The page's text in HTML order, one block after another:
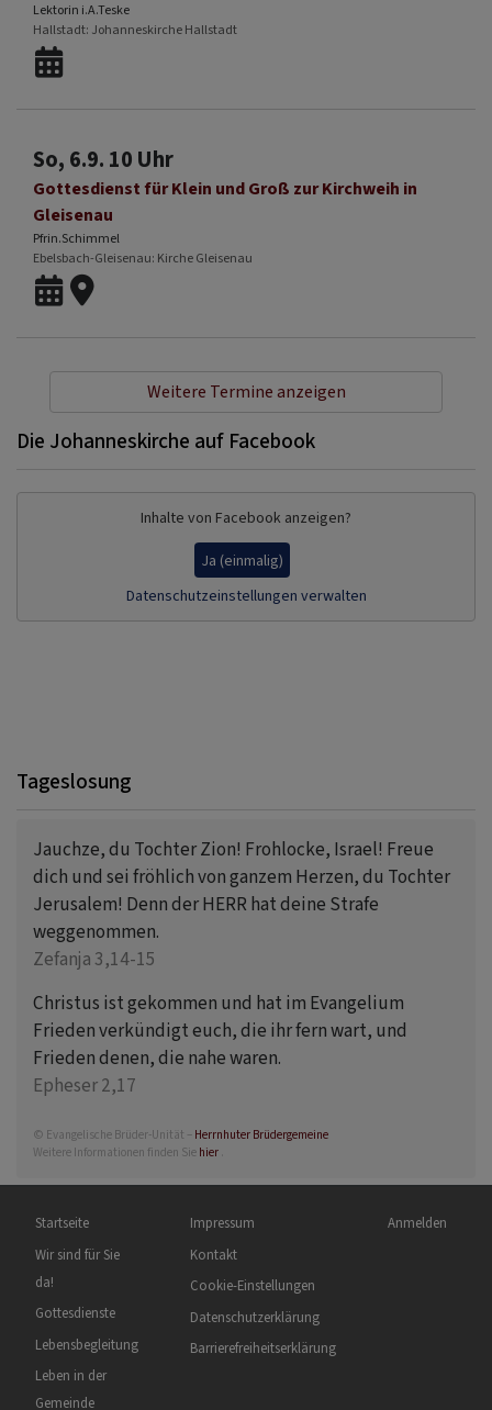
Lektorin i.A.Teske
Hallstadt Johanneskirche Hallstadt
So, 6.9. 10 Uhr
Gottesdienst für Klein und Groß zur Kirchweih in
Gleisenau
Pfrin.Schimmel
Ebelsbach-Gleisenau Kirche Gleisenau
Weitere Termine anzeigen
Die Johanneskirche auf Facebook
Inhalte von Facebook anzeigen?
Ja (einmalig)
Datenschutzeinstellungen verwalten
Tageslosung
Jauchze, du Tochter Zion! Frohlocke, Israel! Freue
dich und sei fröhlich von ganzem Herzen, du Tochter
Jerusalem! Denn der HERR hat deine Strafe
weggenommen.
Zefanja 3,14-15
Christus ist gekommen und hat im Evangelium
Frieden verkündigt euch, die ihr fern wart, und
Frieden denen, die nahe waren.
Epheser 2,17
© Evangelische Brüder-Unität – Herrnhuter Brüdergemeine
Weitere Informationen finden Sie hier .
Hauptnavigation
Startseite
Wir sind für Sie
da!
Gottesdienste
Lebensbegleitung
Leben in der
Gemeinde
Fußbereichsmenü
Impressum
Kontakt
Cookie-Einstellungen
Datenschutzerklärung
Barrierefreiheitserklärung
Benutzermenü
Anmelden